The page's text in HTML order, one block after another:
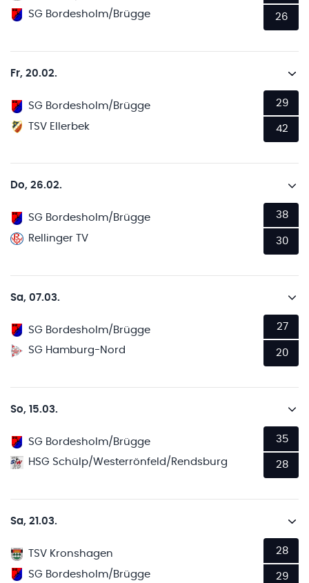
SG Bordesholm/Brügge
26
Fr, 20.02.
SG Bordesholm/Brügge
TSV Ellerbek
29
42
Do, 26.02.
SG Bordesholm/Brügge
Rellinger TV
38
30
Sa, 07.03.
SG Bordesholm/Brügge
SG Hamburg-Nord
27
20
So, 15.03.
SG Bordesholm/Brügge
HSG Schülp/Westerrönfeld/Rendsburg
35
28
Sa, 21.03.
TSV Kronshagen
SG Bordesholm/Brügge
28
29